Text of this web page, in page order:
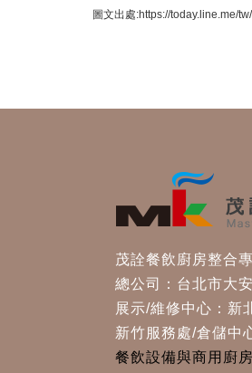
圖文出處:https://today.line.me/
茂詮餐飲廚房整合
總公司：台北市大
展示/維修中心：新
新竹服務處/倉儲中
餐飲設備與商用廚